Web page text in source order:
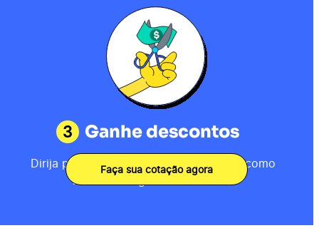
3 Ganhe descontos
Dirija por 80km, receba sua pontuação como
motorista e ganhe descontos.
Faça sua cotação agora